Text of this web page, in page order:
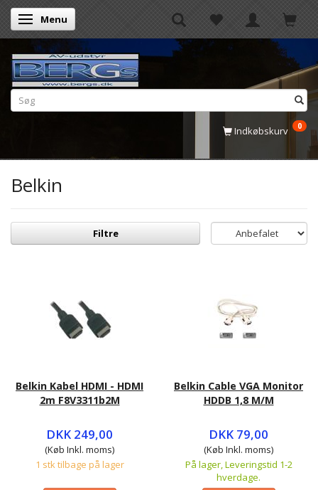
Skifte navigation
Menu
Indkøbskurv 0
Belkin
Filtre
Belkin Kabel HDMI - HDMI
2m F8V3311b2M
DKK 249,00
(Køb Inkl. moms)
1 stk tilbage på lager
Belkin Cable VGA Monitor
HDDB 1,8 M/M
DKK 79,00
(Køb Inkl. moms)
På lager, Leveringstid 1-2
hverdage.